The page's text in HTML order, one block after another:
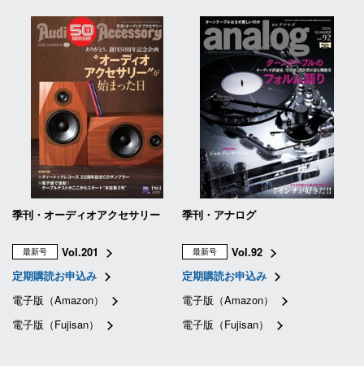
季刊・オーディオアクセサリー
最新号
Vol.201
定期購読お申込み
電子版（Amazon）
電子版（Fujisan）
季刊・アナログ
最新号
Vol.92
定期購読お申込み
電子版（Amazon）
電子版（Fujisan）